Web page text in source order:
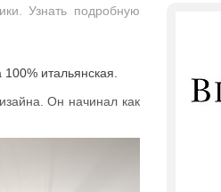
Узнать подробную
итальянская.
Он начинал как